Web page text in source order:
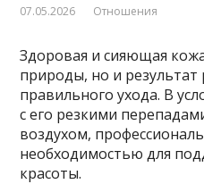
07.05.2026 Отношения
Здоровая и сияющая
природы, но и результат
правильного ухода. В
с его резкими
воздухом,
необходимостью для
красоты.